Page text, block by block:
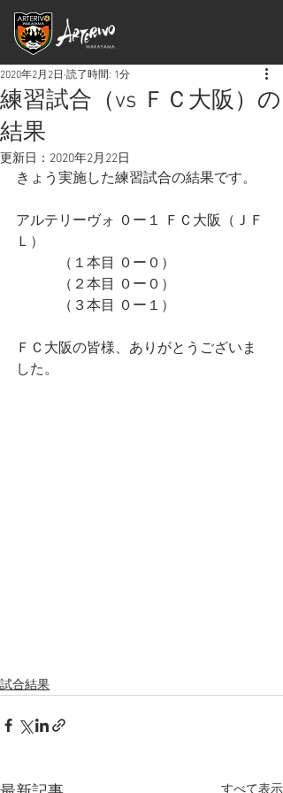
練習試合（vs ＦＣ大阪）の
結果
2020年2月2日 読了時間: 1分
更新日： 2020年2月22日
きょう実施した練習試合の結果です。
アルテリーヴォ ０ー１ ＦＣ大阪（ＪＦ
Ｌ）
（１本目 ０ー０）
（２本目 ０ー０）
（３本目 ０ー１）
ＦＣ大阪の皆様、ありがとうございま
した。
試合結果
すべて表示